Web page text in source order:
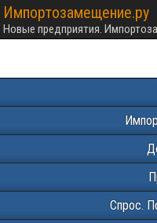
Импортозамещение.ру
Новые предприятия.
Спрос.